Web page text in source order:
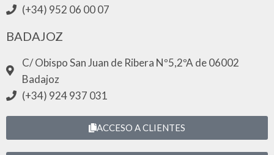
(+34) 952 06 00 07
BADAJOZ
C/ Obispo San Juan de Ribera Nº5,2ºA de 06002
Badajoz
(+34) 924 937 031
ACCESO A CLIENTES